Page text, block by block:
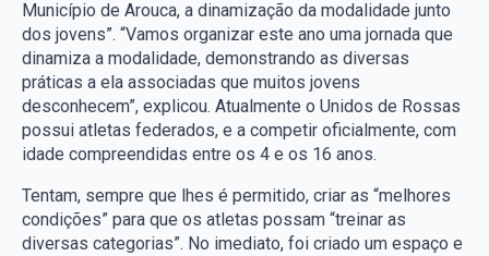
Município de Arouca, a dinamização da modalidade junto
dos jovens”. “Vamos organizar este ano uma jornada que
dinamiza a modalidade, demonstrando as diversas
práticas a ela associadas que muitos jovens
desconhecem”, explicou. Atualmente o Unidos de Rossas
possui atletas federados, e a competir oficialmente, com
idade compreendidas entre os 4 e os 16 anos.
Tentam, sempre que lhes é permitido, criar as “melhores
condições” para que os atletas possam “treinar as
diversas categorias”. No imediato, foi criado um espaço e